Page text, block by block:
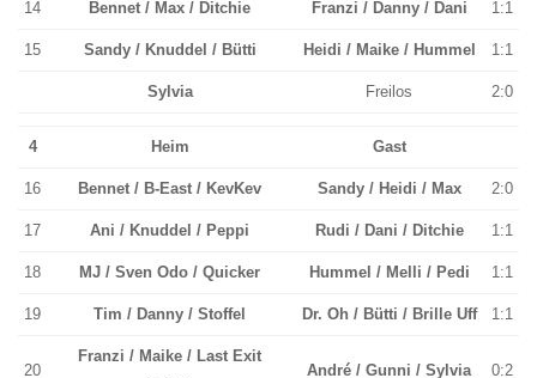
14 Bennet / Max / Ditchie Franzi / Danny / Dani 1:1
15 Sandy / Knuddel / Bütti Heidi / Maike / Hummel 1:1
Sylvia Freilos 2:0
4 Heim Gast
16 Bennet / B-East / KevKev Sandy / Heidi / Max 2:0
17 Ani / Knuddel / Peppi Rudi / Dani / Ditchie 1:1
18 MJ / Sven Odo / Quicker Hummel / Melli / Pedi 1:1
19 Tim / Danny / Stoffel Dr. Oh / Bütti / Brille Uff 1:1
20
Franzi / Maike / Last Exit
André / Gunni / Sylvia 0:2